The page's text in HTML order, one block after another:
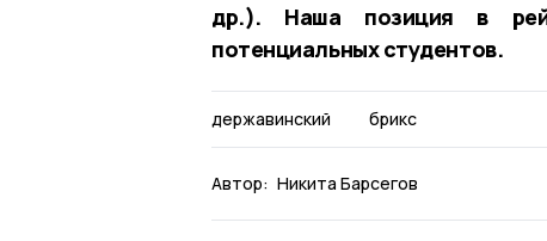
др.). Наша позиция в
потенциальных студентов.
державинский брикс
Автор: Никита Барсегов